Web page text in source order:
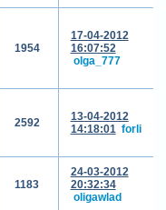
1954
17-04-2012
16:07:52
olga_777
2592
13-04-2012
14:18:01 forli
1183
24-03-2012
20:32:34
oligawlad